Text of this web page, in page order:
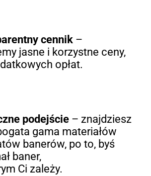
cennik–
jasne i korzystne ceny,
opłat.
podejście– znajdziesz
gama materiałów
banerów, po to, byś
baner,
Ci zależy.